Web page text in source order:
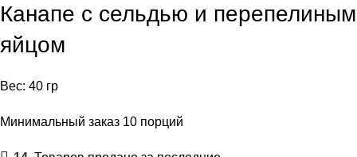
Канапе с сельдью и перепелиным
яйцом
Вес: 40 гр
Минимальный заказ 10 порций